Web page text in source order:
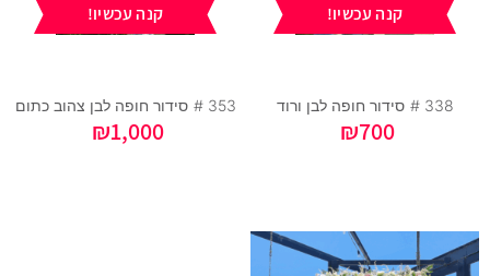
338 # סידור חופה לבן ורוד
₪700
קנה עכשיו!
353 # סידור חופה לבן צהוב כתום
₪1,000
קנה עכשיו!